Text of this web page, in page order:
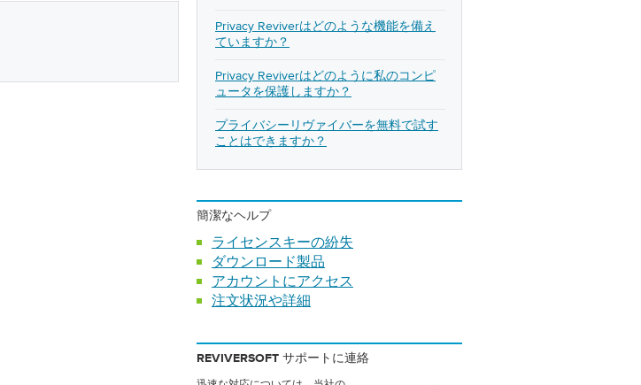
Privacy Reviverはどのような機能を備え
ていますか？
Privacy Reviverはどのように私のコンピ
ュータを保護しますか？
プライバシーリヴァイバーを無料で試す
ことはできますか？
簡潔なヘルプ
ライセンスキーの紛失
ダウンロード製品
アカウントにアクセス
注文状況や詳細
REVIVERSOFT サポートに連絡